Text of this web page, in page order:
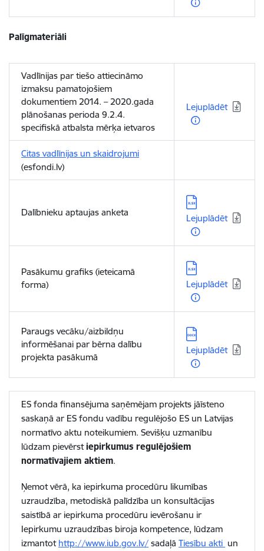
Palīgmateriāli
Vadlīnijas par tiešo attiecināmo
izmaksu pamatojošiem
dokumentiem 2014. – 2020.gada
plānošanas perioda 9.2.4.
specifiskā atbalsta mērķa ietvaros
Lejuplādēt
Citas vadlīnijas un skaidrojumi
(esfondi.lv)
Dalībnieku aptaujas anketa
Lejupielādēt:
Lejuplādēt
Pasākumu grafiks (ieteicamā
forma)
Lejupielādēt:
Lejuplādēt
Paraugs vecāku/aizbildņu
informēšanai par bērna dalību
projekta pasākumā
Lejupielādēt:
Lejuplādēt
ES fonda finansējuma saņēmējam projekts jāīsteno
saskaņā ar ES fondu vadību regulējošo ES un Latvijas
normatīvo aktu noteikumiem. Sevišķu uzmanību
lūdzam pievērstiepirkumus regulējošiem
normatīvajiem aktiem.
Ņemot vērā, ka iepirkuma procedūru likumības
uzraudzība, metodiskā palīdzība un konsultācijas
saistībā ar iepirkuma procedūru ievērošanu ir
Iepirkumu uzraudzības biroja kompetence, lūdzam
izmantot http://www.iub.gov.lv/ sadaļā Tiesību akti un